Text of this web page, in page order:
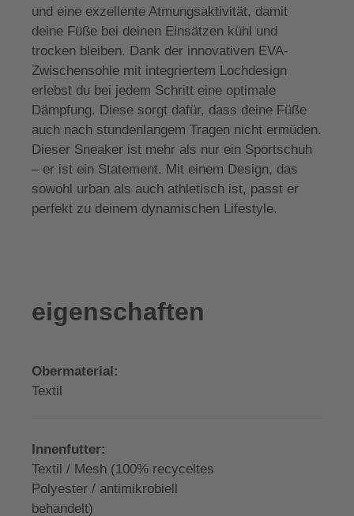
und eine exzellente Atmungsaktivität, damit
deine Füße bei deinen Einsätzen kühl und
trocken bleiben. Dank der innovativen EVA-
Zwischensohle mit integriertem Lochdesign
erlebst du bei jedem Schritt eine optimale
Dämpfung. Diese sorgt dafür, dass deine Füße
auch nach stundenlangem Tragen nicht ermüden.
Dieser Sneaker ist mehr als nur ein Sportschuh
– er ist ein Statement. Mit einem Design, das
sowohl urban als auch athletisch ist, passt er
perfekt zu deinem dynamischen Lifestyle.
eigenschaften
Obermaterial:
Textil
Innenfutter:
Textil / Mesh (100% recyceltes
Polyester / antimikrobiell
behandelt)